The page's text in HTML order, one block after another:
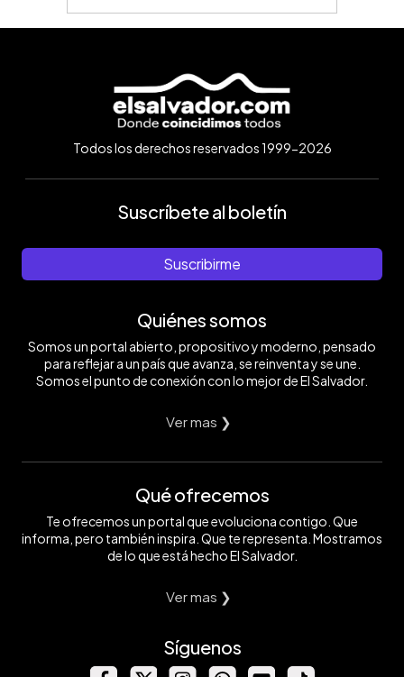
Todos los derechos reservados 1999-2026
Suscríbete al boletín
Suscribirme
Quiénes somos
Somos un portal abierto, propositivo y moderno, pensado
para reflejar a un país que avanza, se reinventa y se une.
Somos el punto de conexión con lo mejor de El Salvador.
Ver mas ❯
Qué ofrecemos
Te ofrecemos un portal que evoluciona contigo. Que
informa, pero también inspira. Que te representa. Mostramos
de lo que está hecho El Salvador.
Ver mas ❯
Síguenos